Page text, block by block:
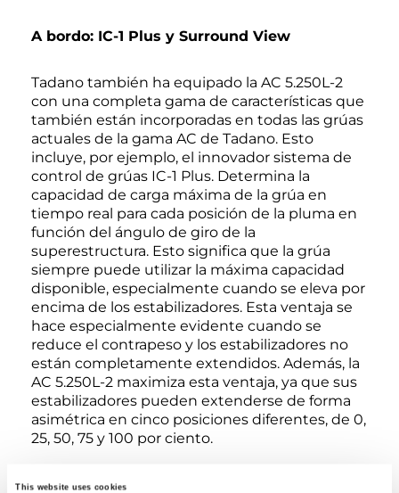
This website uses cookies
A bordo: IC-1 Plus y Surround View
Tadano también ha equipado la AC 5.250L-2
con una completa gama de características que
también están incorporadas en todas las grúas
actuales de la gama AC de Tadano. Esto
incluye, por ejemplo, el innovador sistema de
control de grúas IC-1 Plus. Determina la
capacidad de carga máxima de la grúa en
tiempo real para cada posición de la pluma en
función del ángulo de giro de la
superestructura. Esto significa que la grúa
siempre puede utilizar la máxima capacidad
disponible, especialmente cuando se eleva por
encima de los estabilizadores. Esta ventaja se
hace especialmente evidente cuando se
reduce el contrapeso y los estabilizadores no
están completamente extendidos. Además, la
AC 5.250L-2 maximiza esta ventaja, ya que sus
estabilizadores pueden extenderse de forma
asimétrica en cinco posiciones diferentes, de 0,
25, 50, 75 y 100 por ciento.
El exclusivo sistema de cámaras Surround View